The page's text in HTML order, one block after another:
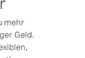
mehr
Geld.